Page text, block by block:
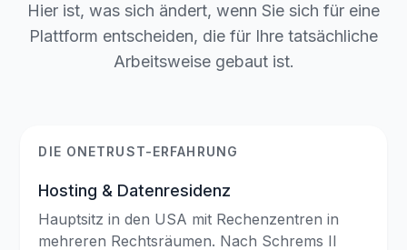
Hier ist, was sich ändert, wenn Sie sich für eine
Plattform entscheiden, die für Ihre tatsächliche
Arbeitsweise gebaut ist.
DIE ONETRUST-ERFAHRUNG
Hosting & Datenresidenz
Hauptsitz in den USA mit Rechenzentren in
mehreren Rechtsräumen. Nach Schrems II